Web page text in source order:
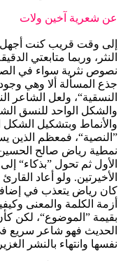
عن شعرية آخين ولات
إلى وقت قريب كنت أجهل
النثر، وربما متابعتي
نصوص نثرية سواء في
جذع المسألة ألا وهي
النسقية“، ولعل الشاعر
والشكل الواحد للنسق
والأنماط وبتشكيل الشكل
”النصية“، فمعظم الذين
نمطية رياض صالح الحسين
الأول ثم تحول ”بذكاء“
الأخيرتين. ولو أعاد
كان رياض يتعذب في
أزمة الكلمة والمعنى
بقيمة ”الموضوع“، لكن
الحديث فهو شاعر سريع
نفسها وانتهاء بالنشر